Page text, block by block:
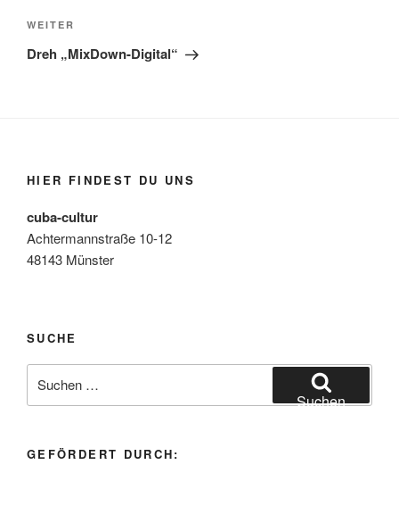
Nächster
Beitrag
WEITER
Dreh „MixDown-Digital“
HIER FINDEST DU UNS
cuba-cultur
Achtermannstraße 10-12
48143 Münster
SUCHE
nach:
Suchen
GEFÖRDERT DURCH: